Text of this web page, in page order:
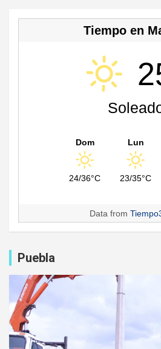
Tiempo en
Dom
24/36°C
Lun
23/35°C
Data from
Puebla